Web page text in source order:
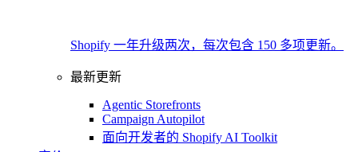
Shopify 一年升级两次，每次包含 150 多项更新。
最新更新
Agentic Storefronts
Campaign Autopilot
面向开发者的 Shopify AI Toolkit